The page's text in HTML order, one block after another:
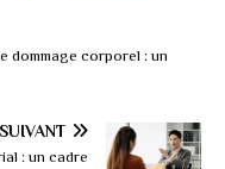
dommage corporel : un
SUIVANT
: un cadre